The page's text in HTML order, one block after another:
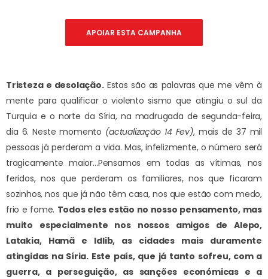
APOIAR ESTA CAMPANHA
Tristeza e desolação.Estas são as palavras que me vêm à
mente para qualificar o violento sismo que atingiu o sul da
Turquia e o norte da Síria, na madrugada de segunda-feira,
dia 6. Neste momento (actualização 14 Fev), mais de 37 mil
pessoas já perderam a vida. Mas, infelizmente, o número será
tragicamente maior…Pensamos em todas as vítimas, nos
feridos, nos que perderam os familiares, nos que ficaram
sozinhos, nos que já não têm casa, nos que estão com medo,
frio e fome. Todos eles estão no nosso pensamento, mas
muito especialmente nos nossos amigos de Alepo,
Latakia, Hamã e Idlib, as cidades mais duramente
atingidas na Síria. Este país, que já tanto sofreu, com a
guerra, a perseguição, as sanções económicas e a